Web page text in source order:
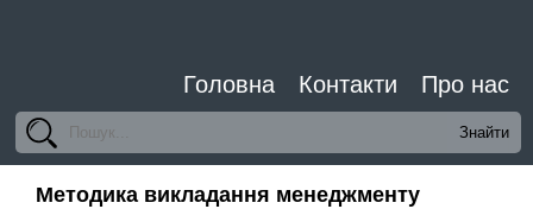
Головна Контакти Про нас
Методика викладання менеджменту